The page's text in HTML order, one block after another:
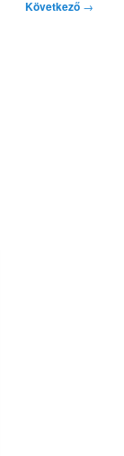
Következő →